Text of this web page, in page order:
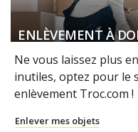
ENLÈVEMENT À
Ne vous laissez plus
inutiles, optez pour le
enlèvement Troc.com !
Enlever mes objets